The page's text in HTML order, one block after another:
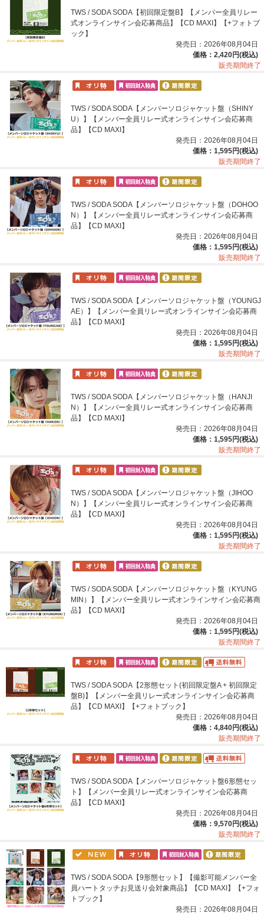
TWS / SODA SODA【初回限定盤B】【メンバー全員リレー
式オンラインサイン会応募商品】【CD MAXI】【+フォトブ
ック】
発売日：2026年08月04日
価格：2,420円(税込)
販売期間終了
TWS / SODA SODA【メンバーソロジャケット盤（SHINY
U）】【メンバー全員リレー式オンラインサイン会応募商
品】【CD MAXI】
発売日：2026年08月04日
価格：1,595円(税込)
販売期間終了
TWS / SODA SODA【メンバーソロジャケット盤（DOHOO
N）】【メンバー全員リレー式オンラインサイン会応募商
品】【CD MAXI】
発売日：2026年08月04日
価格：1,595円(税込)
販売期間終了
TWS / SODA SODA【メンバーソロジャケット盤（YOUNGJ
AE）】【メンバー全員リレー式オンラインサイン会応募商
品】【CD MAXI】
発売日：2026年08月04日
価格：1,595円(税込)
販売期間終了
TWS / SODA SODA【メンバーソロジャケット盤（HANJI
N）】【メンバー全員リレー式オンラインサイン会応募商
品】【CD MAXI】
発売日：2026年08月04日
価格：1,595円(税込)
販売期間終了
TWS / SODA SODA【メンバーソロジャケット盤（JIHOO
N）】【メンバー全員リレー式オンラインサイン会応募商
品】【CD MAXI】
発売日：2026年08月04日
価格：1,595円(税込)
販売期間終了
TWS / SODA SODA【メンバーソロジャケット盤（KYUNG
MIN）】【メンバー全員リレー式オンラインサイン会応募商
品】【CD MAXI】
発売日：2026年08月04日
価格：1,595円(税込)
販売期間終了
TWS / SODA SODA【2形態セット(初回限定盤A + 初回限定
盤B)】【メンバー全員リレー式オンラインサイン会応募商
品】【CD MAXI】【+フォトブック】
発売日：2026年08月04日
価格：4,840円(税込)
販売期間終了
TWS / SODA SODA【メンバーソロジャケット盤6形態セッ
ト】【メンバー全員リレー式オンラインサイン会応募商
品】【CD MAXI】
発売日：2026年08月04日
価格：9,570円(税込)
販売期間終了
TWS / SODA SODA【9形態セット】【撮影可能メンバー全
員ハートタッチお見送り会対象商品】【CD MAXI】【+フォ
トブック】
発売日：2026年08月04日